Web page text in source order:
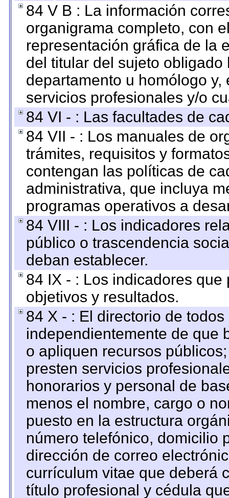
84 V B : La información
organigrama completo, con
representación gráfica de la
del titular del sujeto
departamento u homólogo
servicios profesionales y/o
84 VI - : Las facultades de
84 VII - : Los manuales de
trámites, requisitos y
contengan las políticas de
administrativa, que incluya
programas operativos a
84 VIII - : Los indicadores
público o trascendencia
deban establecer.
84 IX - : Los indicadores
objetivos y resultados.
84 X - : El directorio de
independientemente de que
o apliquen recursos
presten servicios
honorarios y personal de
menos el nombre, cargo o
puesto en la estructura
número telefónico, domicilio
dirección de correo
currículum vitae que deberá
título profesional y cédula